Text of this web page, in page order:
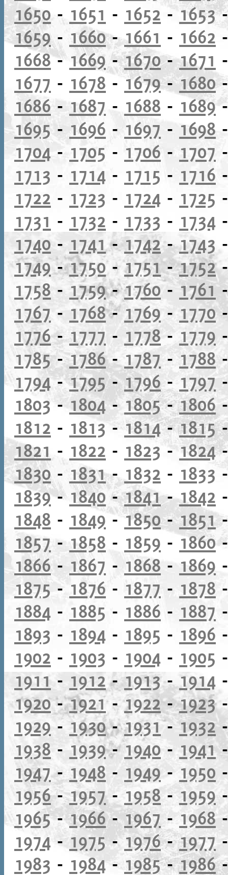
1650- 1651 - 1652 - 1653
1659- 1660-1661 - 1662
1668- 1669-1670-1671
1677 - 1678 - 1679-1680
1686-1687 - 1688 - 1689
1695- 1696 - 1697 - 1698
1704 - 1705 - 1706 - 1707
1713 - 1714 - 1715 - 1716
1722 - 1723 - 1724 - 1725
1731 - 1732 - 1733 - 1734
1740 - 1741-1742-1743
1749-1750-1751-1752
1758 - 1759-1760-1761
1767 - 1768-1769- 1770
1776-1777 - 1778- 1779
1785-1786-1787- 1788
1794-1795-1796- 1797
1803 -1804- 1805-1806
1812 - 1813-1814-1815
1821 - 1822 - 1823 -1824
1830 - 1831- 1832 - 1833
1839- 1840-1841-1842
1848 - 1849-1850-1851
1857- 1858 - 1859 -1860
1866- 1867 - 1868 - 1869
1875- 1876 - 1877 - 1878
1884 - 1885 - 1886 - 1887
1893 - 1894 - 1895 - 1896
1902 - 1903 - 1904 - 1905
1911-1912-1913- 1914
1920-1921-1922-1923
1929 - 1930-1931-1932
1938 - 1939-1940- 1941
1947- 1948 - 1949 - 1950
1956-1957-1958-1959
1965-1966-1967 -1968
1974 - 1975-1976-1977
1983 - 1984- 1985-1986